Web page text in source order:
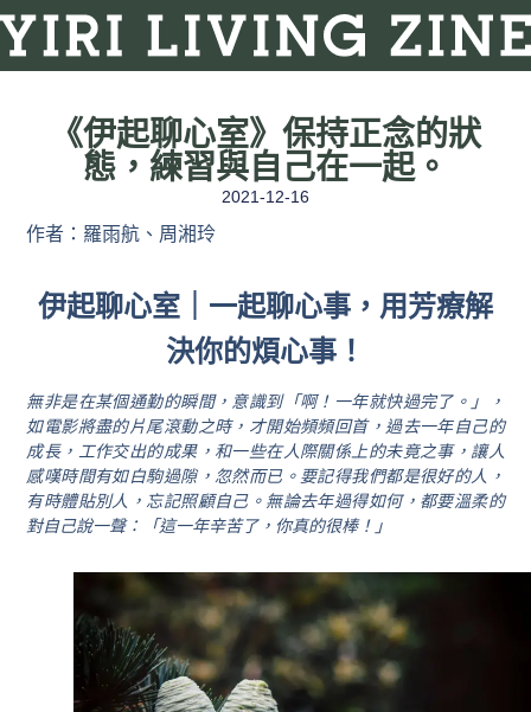
《伊起聊心室》保持正念的狀
態，練習與自己在一起。
2021-12-16
作者：羅雨航、周湘玲
伊起聊心室｜一起聊心事，用芳療解
決你的煩心事！
無非是在某個通勤的瞬間，意識到「啊！一年就快過完了。」，
如電影將盡的片尾滾動之時，才開始頻頻回首，過去一年自己的
成長，工作交出的成果，和一些在人際關係上的未竟之事，讓人
感嘆時間有如白駒過隙，忽然而已。要記得我們都是很好的人，
有時體貼別人，忘記照顧自己。無論去年過得如何，都要溫柔的
對自己說一聲：「這一年辛苦了，你真的很棒！」